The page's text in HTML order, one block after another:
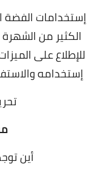
إستخدامات
الكثير من
للإطلاع على
إستخدامه
أين